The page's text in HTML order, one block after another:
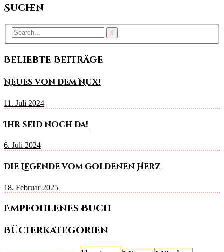
Suchen
Beliebte Beiträge
Neues von dem Nux!
11. Juli 2024
Ihr seid noch da!
6. Juli 2024
Die Legende vom goldenen Herz
18. Februar 2025
Empfohlenes Buch
Bücherkategorien